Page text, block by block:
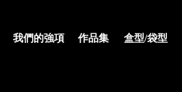
我們的強項 作品集 盒型/袋型